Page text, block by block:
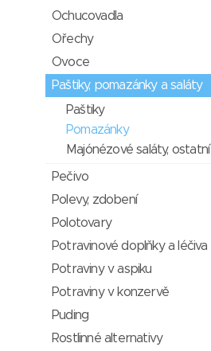
Ochucovadla
Ořechy
Ovoce
Paštiky, pomazánky a saláty
Paštiky
Pomazánky
Majónézové saláty, ostatní
Pečivo
Polevy, zdobení
Polotovary
Potravinové doplňky a léčiva
Potraviny v aspiku
Potraviny v konzervě
Puding
Rostlinné alternativy